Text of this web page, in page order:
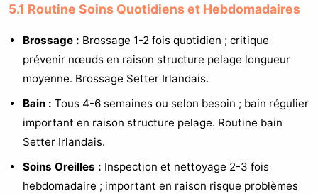
5.1 Routine Soins Quotidiens et Hebdomadaires
Brossage : Brossage 1-2 fois quotidien ; critique
prévenir nœuds en raison structure pelage longueur
moyenne. Brossage Setter Irlandais.
Bain : Tous 4-6 semaines ou selon besoin ; bain régulier
important en raison structure pelage. Routine bain
Setter Irlandais.
Soins Oreilles : Inspection et nettoyage 2-3 fois
hebdomadaire ; important en raison risque problèmes